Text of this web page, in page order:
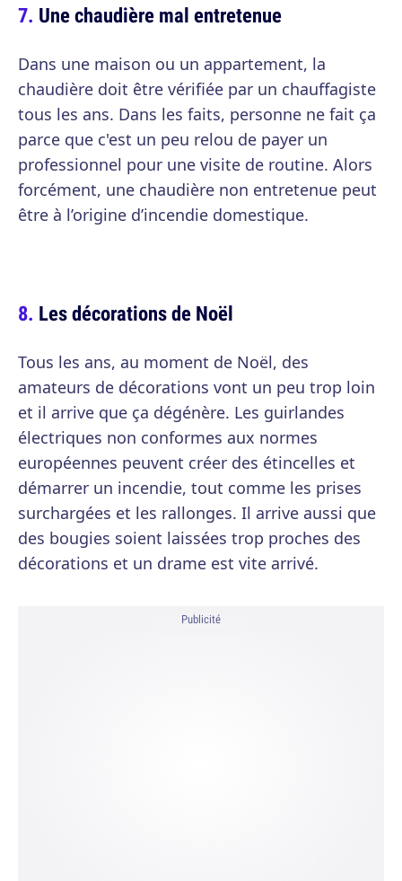
Une chaudière mal entretenue
Dans une maison ou un appartement, la
chaudière doit être vérifiée par un chauffagiste
tous les ans. Dans les faits, personne ne fait ça
parce que c'est un peu relou de payer un
professionnel pour une visite de routine. Alors
forcément, une chaudière non entretenue peut
être à l’origine d’incendie domestique.
Les décorations de Noël
Tous les ans, au moment de Noël, des
amateurs de décorations vont un peu trop loin
et il arrive que ça dégénère. Les guirlandes
électriques non conformes aux normes
européennes peuvent créer des étincelles et
démarrer un incendie, tout comme les prises
surchargées et les rallonges. Il arrive aussi que
des bougies soient laissées trop proches des
décorations et un drame est vite arrivé.
Publicité